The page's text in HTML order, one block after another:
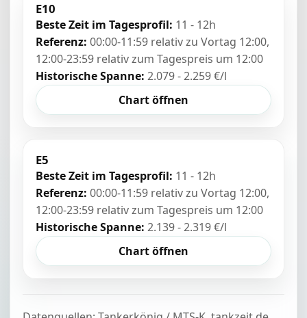
E10
Beste Zeit im Tagesprofil: 11 - 12h
Referenz: 00:00-11:59 relativ zu Vortag 12:00,
12:00-23:59 relativ zum Tagespreis um 12:00
Historische Spanne: 2.079 - 2.259 €/l
Chart öffnen
E5
Beste Zeit im Tagesprofil: 11 - 12h
Referenz: 00:00-11:59 relativ zu Vortag 12:00,
12:00-23:59 relativ zum Tagespreis um 12:00
Historische Spanne: 2.139 - 2.319 €/l
Chart öffnen